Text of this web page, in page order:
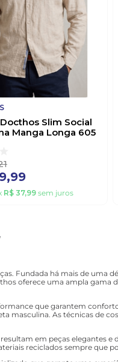
Slim Social
Manga Longa 605
,99
R$ 37,99sem juros
Fundada há mais de uma
oferece uma ampla gama
que garantem
masculina. As técnicas de
em peças elegantes
reciclados sempre que